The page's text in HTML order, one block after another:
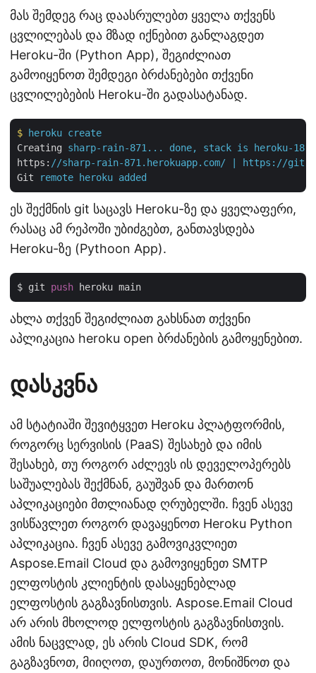
მას შემდეგ რაც დაასრულებთ ყველა თქვენს
ცვლილებას და მზად იქნებით განლაგდეთ
Heroku-ში (Python App), შეგიძლიათ
გამოიყენოთ შემდეგი ბრძანებები თქვენი
ცვლილებების Heroku-ში გადასატანად.
$
heroku create
Creating
sharp-rain-871... done, stack is heroku-18
https : //sharp-rain-871.herokuapp.com/ | https://
Git
remote heroku added
ეს შექმნის git საცავს Heroku-ზე და ყველაფერი,
რასაც ამ რეპოში უბიძგებთ, განთავსდება
Heroku-ზე (Pythoon App).
$ git push
ახლა თქვენ შეგიძლიათ გახსნათ თქვენი
აპლიკაცია heroku open ბრძანების გამოყენებით.
დასკვნა
ამ სტატიაში შევიტყვეთ Heroku პლატფორმის,
როგორც სერვისის (PaaS) შესახებ და იმის
შესახებ, თუ როგორ აძლევს ის დეველოპერებს
საშუალებას შექმნან, გაუშვან და მართონ
აპლიკაციები მთლიანად ღრუბელში. ჩვენ ასევე
ვისწავლეთ როგორ დავაყენოთ Heroku Python
აპლიკაცია. ჩვენ ასევე გამოვიკვლიეთ
Aspose.Email Cloud და გამოვიყენეთ SMTP
ელფოსტის კლიენტის დასაყენებლად
ელფოსტის გაგზავნისთვის. Aspose.Email Cloud
არ არის მხოლოდ ელფოსტის გაგზავნისთვის.
ამის ნაცვლად, ეს არის Cloud SDK, რომ
გაგზავნოთ, მიიღოთ, დაურთოთ, მონიშნოთ და